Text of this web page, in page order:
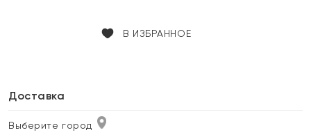
В ИЗБРАННОЕ
Доставка
Выберите город